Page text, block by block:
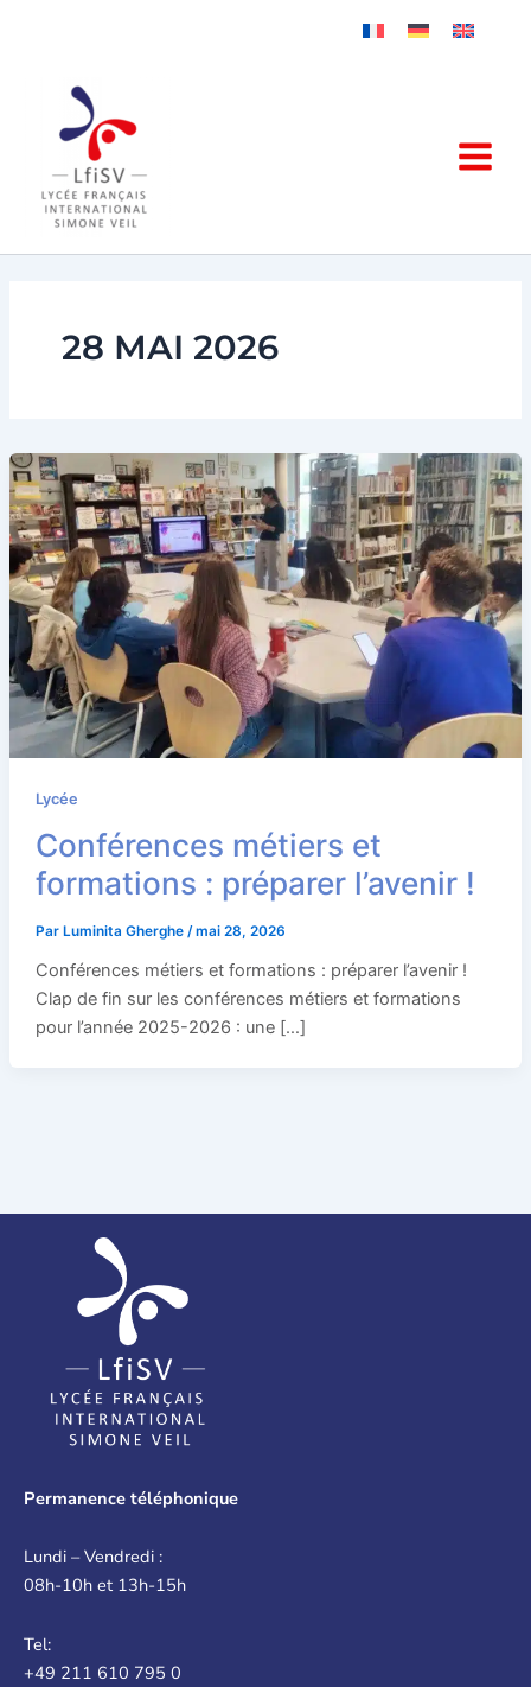
28 MAI 2026
Lycée
Conférences métiers et
formations : préparer l’avenir !
Par Luminita Gherghe /mai 28, 2026
Conférences métiers et formations : préparer l’avenir !
Clap de fin sur les conférences métiers et formations
pour l’année 2025-2026 : une […]
Permanence téléphonique
Lundi – Vendredi :
08h-10h et 13h-15h
Tel:
+49 211 610 795 0